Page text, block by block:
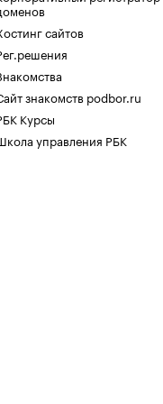
сайтов
знакомств podbor.ru
Курсы
управления РБК